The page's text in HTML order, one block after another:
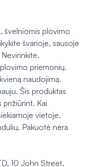
švelniomis plovimo
švarioje, sausoje
priemonių.
naudojimą.
Šis produktas
prižiūrint. Kai
vietoje.
Pakuotė nėra
10 John Street,